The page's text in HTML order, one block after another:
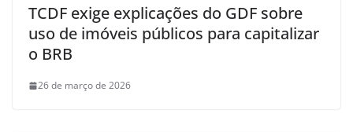
TCDF exige explicações do GDF sobre
uso de imóveis públicos para capitalizar
o BRB
26 de março de 2026